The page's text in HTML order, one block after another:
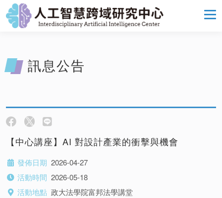
訊息公告
【中心講座】AI 對設計產業的衝擊與機會
發佈日期 2026-04-27
活動時間 2026-05-18
活動地點 政大法學院富邦法學講堂